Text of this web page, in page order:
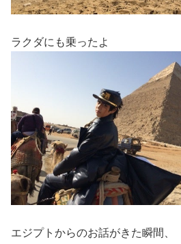
ラクダにも乗ったよ
エジプトからのお話がきた瞬間、